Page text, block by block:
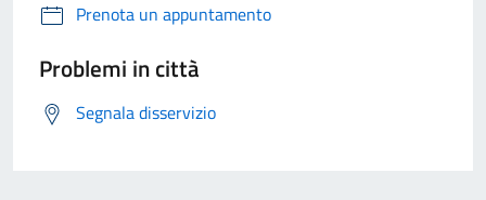
Prenota un appuntamento
Problemi in città
Segnala disservizio